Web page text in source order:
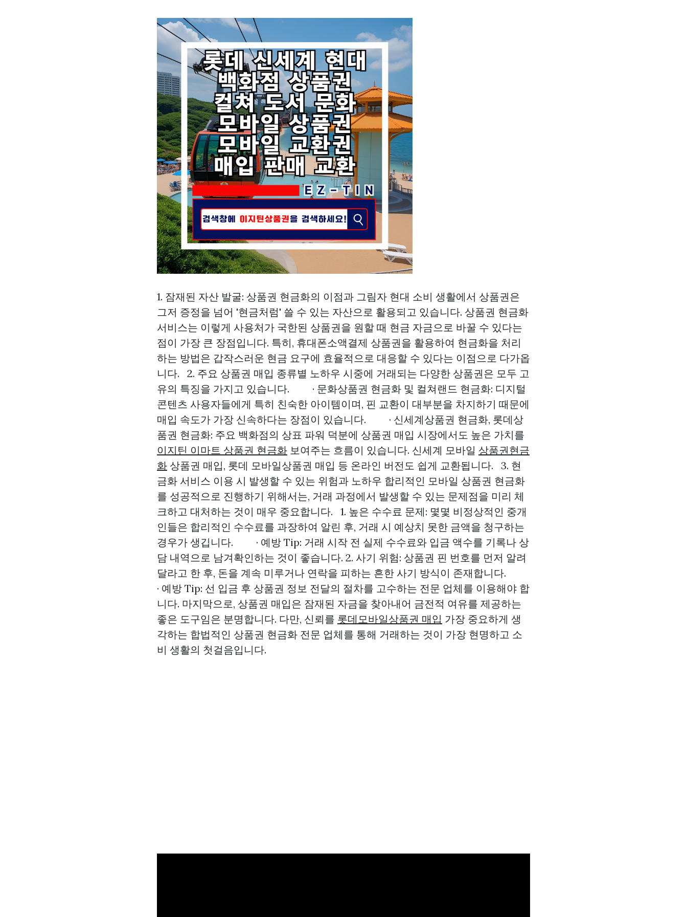
1. 잠재된 자산 발굴: 상품권 현금화의 이점과 그림자 현대 소비 생활에서 상품권은
그저 증정을 넘어 '현금처럼' 쓸 수 있는 자산으로 활용되고 있습니다. 상품권 현금화
서비스는 이렇게 사용처가 국한된 상품권을 원할 때 현금 자금으로 바꿀 수 있다는
점이 가장 큰 장점입니다. 특히, 휴대폰소액결제 상품권을 활용하여 현금화을 처리
하는 방법은 갑작스러운 현금 요구에 효율적으로 대응할 수 있다는 이점으로 다가옵
니다. 2. 주요 상품권 매입 종류별 노하우 시중에 거래되는 다양한 상품권은 모두 고
유의 특징을 가지고 있습니다. · 문화상품권 현금화 및 컬쳐랜드 현금화: 디지털
콘텐츠 사용자들에게 특히 친숙한 아이템이며, 핀 교환이 대부분을 차지하기 때문에
매입 속도가 가장 신속하다는 장점이 있습니다. · 신세계상품권 현금화, 롯데상
품권 현금화: 주요 백화점의 상표 파워 덕분에 상품권 매입 시장에서도 높은 가치를
이지틴 이마트 상품권 현금화 보여주는 흐름이 있습니다. 신세계 모바일 상품권현금
화 상품권 매입, 롯데 모바일상품권 매입 등 온라인 버전도 쉽게 교환됩니다. 3. 현
금화 서비스 이용 시 발생할 수 있는 위험과 노하우 합리적인 모바일 상품권 현금화
를 성공적으로 진행하기 위해서는, 거래 과정에서 발생할 수 있는 문제점을 미리 체
크하고 대처하는 것이 매우 중요합니다. 1. 높은 수수료 문제: 몇몇 비정상적인 중개
인들은 합리적인 수수료를 과장하여 알린 후, 거래 시 예상치 못한 금액을 청구하는
경우가 생깁니다. · 예방 Tip: 거래 시작 전 실제 수수료와 입금 액수를 기록나 상
담 내역으로 남겨확인하는 것이 좋습니다. 2. 사기 위험: 상품권 핀 번호를 먼저 알려
달라고 한 후, 돈을 계속 미루거나 연락을 피하는 흔한 사기 방식이 존재합니다.
· 예방 Tip: 선 입금 후 상품권 정보 전달의 절차를 고수하는 전문 업체를 이용해야 합
니다. 마지막으로, 상품권 매입은 잠재된 자금을 찾아내어 금전적 여유를 제공하는
좋은 도구임은 분명합니다. 다만, 신뢰를 롯데모바일상품권 매입 가장 중요하게 생
각하는 합법적인 상품권 현금화 전문 업체를 통해 거래하는 것이 가장 현명하고 소
비 생활의 첫걸음입니다.